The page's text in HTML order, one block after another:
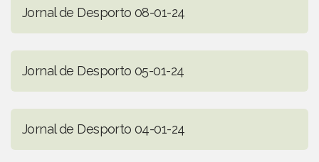
Jornal de Desporto 08-01-24
Jornal de Desporto 05-01-24
Jornal de Desporto 04-01-24